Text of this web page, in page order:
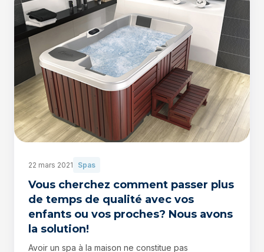
22 mars 2021 Spas
Vous cherchez comment passer plus
de temps de qualité avec vos
enfants ou vos proches? Nous avons
la solution!
Avoir un spa à la maison ne constitue pas